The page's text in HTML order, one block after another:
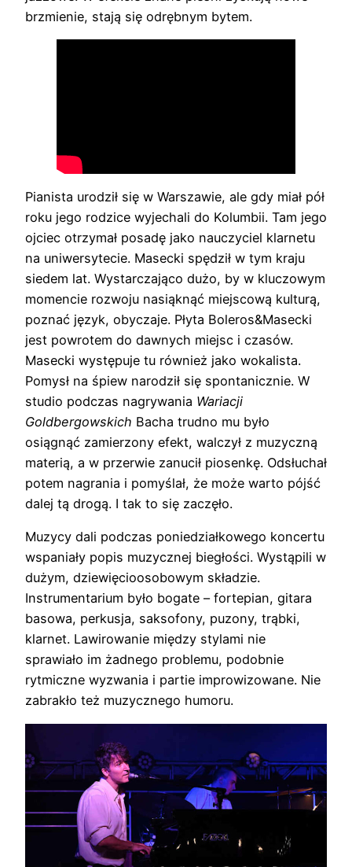
brzmienie, stają się odrębnym bytem.
Pianista urodził się w Warszawie, ale gdy miał pół
roku jego rodzice wyjechali do Kolumbii. Tam jego
ojciec otrzymał posadę jako nauczyciel klarnetu
na uniwersytecie. Masecki spędził w tym kraju
siedem lat. Wystarczająco dużo, by w kluczowym
momencie rozwoju nasiąknąć miejscową kulturą,
poznać język, obyczaje. Płyta Boleros&Masecki
jest powrotem do dawnych miejsc i czasów.
Masecki występuje tu również jako wokalista.
Pomysł na śpiew narodził się spontanicznie. W
studio podczas nagrywania Wariacji
Goldbergowskich Bacha trudno mu było
osiągnąć zamierzony efekt, walczył z muzyczną
materią, a w przerwie zanucił piosenkę. Odsłuchał
potem nagrania i pomyślał, że może warto pójść
dalej tą drogą. I tak to się zaczęło.
Muzycy dali podczas poniedziałkowego koncertu
wspaniały popis muzycznej biegłości. Wystąpili w
dużym, dziewięcioosobowym składzie.
Instrumentarium było bogate – fortepian, gitara
basowa, perkusja, saksofony, puzony, trąbki,
klarnet. Lawirowanie między stylami nie
sprawiało im żadnego problemu, podobnie
rytmiczne wyzwania i partie improwizowane. Nie
zabrakło też muzycznego humoru.